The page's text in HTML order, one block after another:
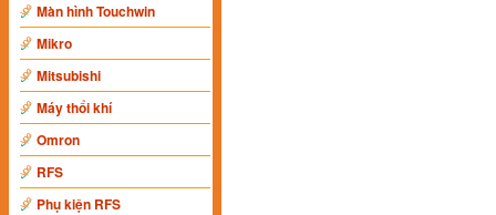
Màn hình Touchwin
Mikro
Mitsubishi
Máy thổi khí
Omron
RFS
Phụ kiện RFS